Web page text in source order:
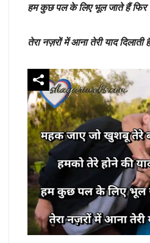
हम कुछ पल के लिए भूल जाते हैं फिर
तेरा नज़रों में आना तेरी याद दिलाती